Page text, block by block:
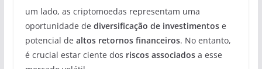
um lado, as criptomoedas representam uma
oportunidade de diversificação de investimentose
potencial de altos retornos financeiros. No entanto,
é crucial estar ciente dos riscos associadosa esse